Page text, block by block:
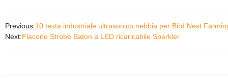
Previous:10 testa industriale ultrasonico nebbia per Bird Nest
Next:Flacone Strobe Baton a LED ricaricabile Sparkler